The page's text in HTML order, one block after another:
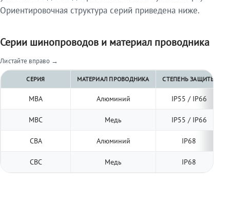
Ориентировочная структура серий приведена ниже.
Серии шинопроводов и материал проводника
Листайте вправо →
СЕРИЯ МАТЕРИАЛ ПРОВОДНИКА СТЕПЕНЬ ЗАЩИТЫ
МВА Алюминий IP55 / IP66
МВС Медь IP55 / IP66
СВА Алюминий IP68
СВС Медь IP68